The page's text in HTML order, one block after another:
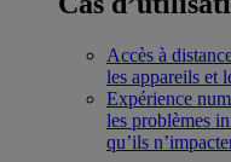
Accès à
les appareils et
Expérience
les problèmes
qu’ils